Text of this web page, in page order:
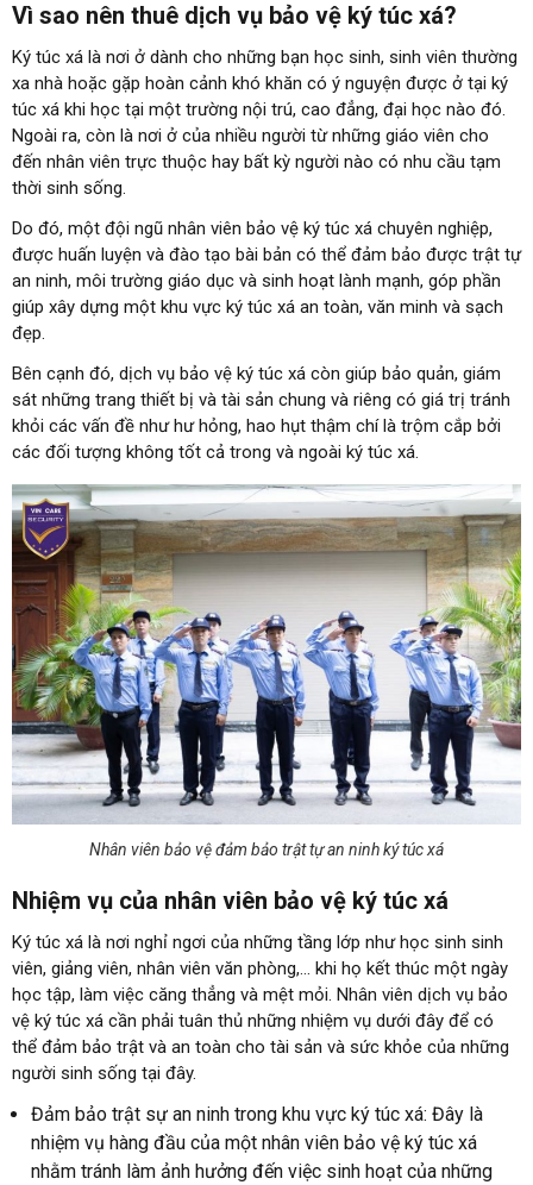
Vì sao nên thuê dịch vụ bảo vệ ký túc xá?
Ký túc xá là nơi ở dành cho những bạn học sinh, sinh viên thường
xa nhà hoặc gặp hoàn cảnh khó khăn có ý nguyện được ở tại ký
túc xá khi học tại một trường nội trú, cao đẳng, đại học nào đó.
Ngoài ra, còn là nơi ở của nhiều người từ những giáo viên cho
đến nhân viên trực thuộc hay bất kỳ người nào có nhu cầu tạm
thời sinh sống.
Do đó, một đội ngũ nhân viên bảo vệ ký túc xá chuyên nghiệp,
được huấn luyện và đào tạo bài bản có thể đảm bảo được trật tự
an ninh, môi trường giáo dục và sinh hoạt lành mạnh, góp phần
giúp xây dựng một khu vực ký túc xá an toàn, văn minh và sạch
đẹp.
Bên cạnh đó, dịch vụ bảo vệ ký túc xá còn giúp bảo quản, giám
sát những trang thiết bị và tài sản chung và riêng có giá trị tránh
khỏi các vấn đề như hư hỏng, hao hụt thậm chí là trộm cắp bởi
các đối tượng không tốt cả trong và ngoài ký túc xá.
Nhân viên bảo vệ đảm bảo trật tự an ninh ký túc xá
Nhiệm vụ của nhân viên bảo vệ ký túc xá
Ký túc xá là nơi nghỉ ngơi của những tầng lớp như học sinh sinh
viên, giảng viên, nhân viên văn phòng,… khi họ kết thúc một ngày
học tập, làm việc căng thẳng và mệt mỏi. Nhân viên dịch vụ bảo
vệ ký túc xá cần phải tuân thủ những nhiệm vụ dưới đây để có
thể đảm bảo trật và an toàn cho tài sản và sức khỏe của những
người sinh sống tại đây.
Đảm bảo trật sự an ninh trong khu vực ký túc xá: Đây là
nhiệm vụ hàng đầu của một nhân viên bảo vệ ký túc xá
nhằm tránh làm ảnh hưởng đến việc sinh hoạt của những